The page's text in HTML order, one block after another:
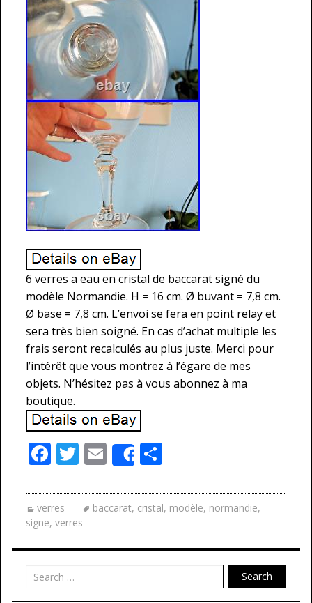
6 verres a eau en cristal de baccarat signé du
modèle Normandie. H = 16 cm. Ø buvant = 7,8 cm.
Ø base = 7,8 cm. L’envoi se fera en point relay et
sera très bien soigné. En cas d’achat multiple les
frais seront recalculés au plus juste. Merci pour
l’intérêt que vous montrez à l’égare de mes
objets. N’hésitez pas à vous abonnez à ma
boutique.
F
e
b
o
o
k
T
itt
er
E
m
ai
l
Share
ta
g
er
verres baccarat, cristal, modèle, normandie,
signe, verres
Search